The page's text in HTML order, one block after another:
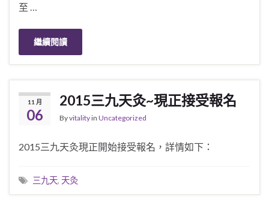
至 …
繼續閱讀
11 月
06
2015三九天灸~現正接受報名
Byvitalityin Uncategorized
2015三九天灸現正開始接受報名，詳情如下：
三九天, 天灸